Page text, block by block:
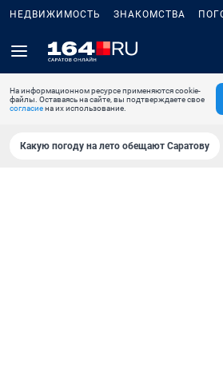
НЕДВИЖИМОСТЬ ЗНАКОМСТВА
На информационном ресурсе применяются cookie-
файлы. Оставаясь на сайте, вы подтверждаете свое
согласиена их использование.
Какую погоду на лето обещают Саратову